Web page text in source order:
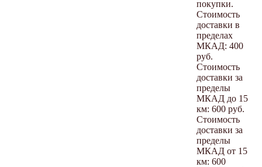
покупки.
Стоимость
доставки в
пределах
МКАД: 400
руб.
Стоимость
доставки за
пределы
МКАД до 15
км: 600 руб.
Стоимость
доставки за
пределы
МКАД от 15
км: 600